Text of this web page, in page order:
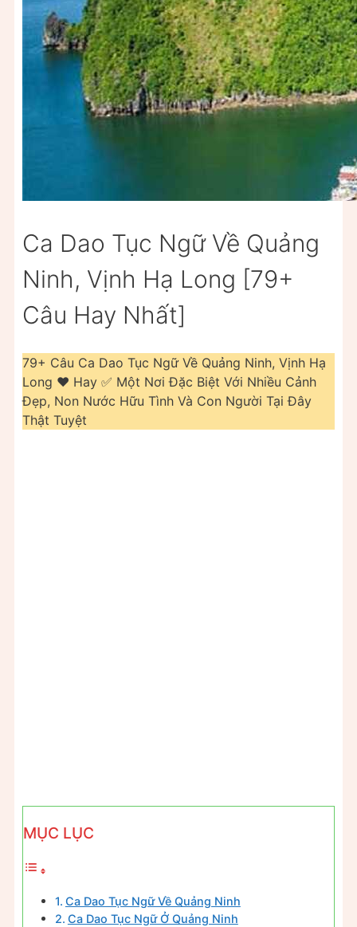
Ca Dao Tục Ngữ Về Quảng
Ninh, Vịnh Hạ Long [79+
Câu Hay Nhất]
79+ Câu Ca Dao Tục Ngữ Về Quảng Ninh, Vịnh Hạ
Long ❤️️ Hay ✅ Một Nơi Đặc Biệt Với Nhiều Cảnh
Đẹp, Non Nước Hữu Tình Và Con Người Tại Đây
Thật Tuyệt
MỤC LỤC
Ca Dao Tục Ngữ Về Quảng Ninh
Ca Dao Tục Ngữ Ở Quảng Ninh